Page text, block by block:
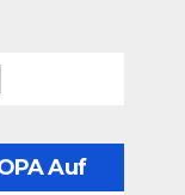
Auf